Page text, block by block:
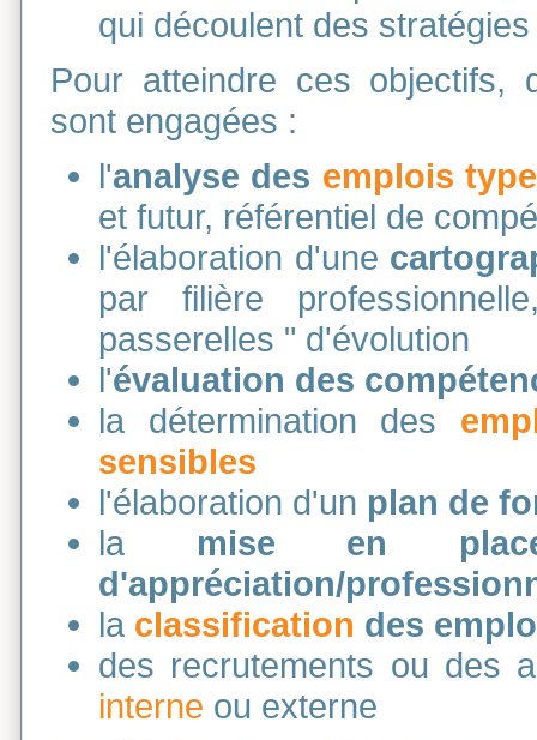
qui découlent des
Pour atteindre ces objectifs,
sont engagées :
l'analyse des emplois
et futur, référentiel de
l'élaboration d'une
par filière
passerelles " d'évolution
l'évaluation des
la détermination des
sensibles
l'élaboration d'un plan de
la mise en
d'appréciation/
la classification des
des recrutements ou des
interne ou externe